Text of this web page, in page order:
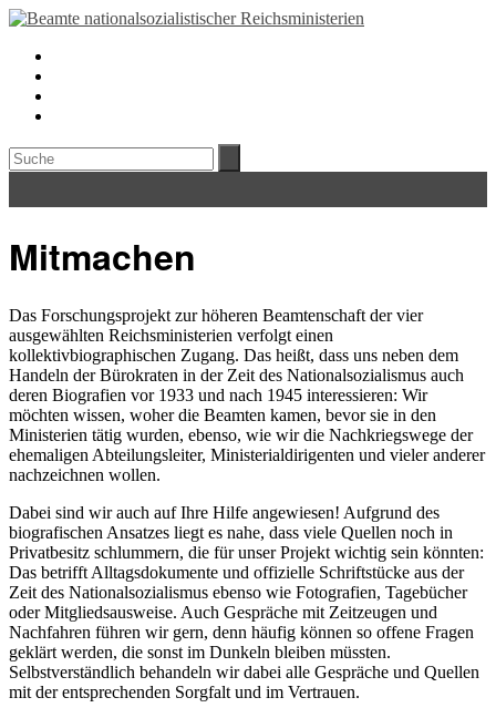
Mitmachen
Das Forschungsprojekt zur höheren Beamtenschaft der vier
ausgewählten Reichsministerien verfolgt einen
kollektivbiographischen Zugang. Das heißt, dass uns neben dem
Handeln der Bürokraten in der Zeit des Nationalsozialismus auch
deren Biografien vor 1933 und nach 1945 interessieren: Wir
möchten wissen, woher die Beamten kamen, bevor sie in den
Ministerien tätig wurden, ebenso, wie wir die Nachkriegswege der
ehemaligen Abteilungsleiter, Ministerialdirigenten und vieler anderer
nachzeichnen wollen.
Dabei sind wir auch auf Ihre Hilfe angewiesen! Aufgrund des
biografischen Ansatzes liegt es nahe, dass viele Quellen noch in
Privatbesitz schlummern, die für unser Projekt wichtig sein könnten:
Das betrifft Alltagsdokumente und offizielle Schriftstücke aus der
Zeit des Nationalsozialismus ebenso wie Fotografien, Tagebücher
oder Mitgliedsausweise. Auch Gespräche mit Zeitzeugen und
Nachfahren führen wir gern, denn häufig können so offene Fragen
geklärt werden, die sonst im Dunkeln bleiben müssten.
Selbstverständlich behandeln wir dabei alle Gespräche und Quellen
mit der entsprechenden Sorgfalt und im Vertrauen.